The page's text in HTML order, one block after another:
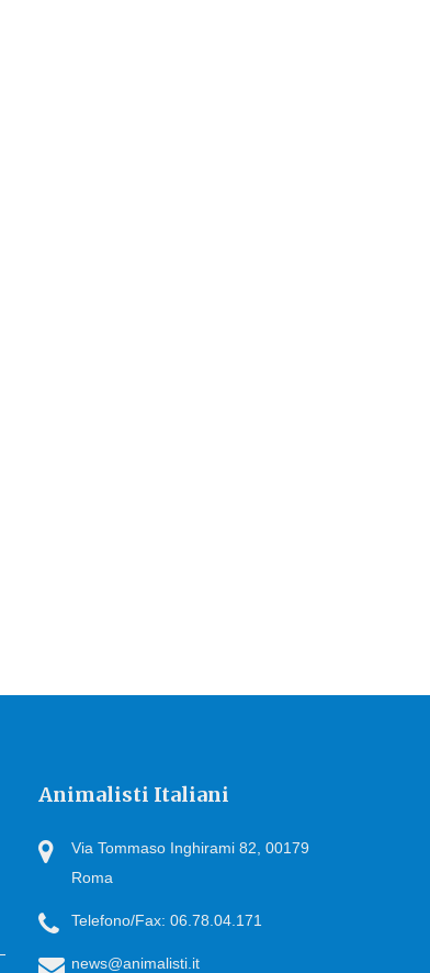
Animalisti Italiani
Via Tommaso Inghirami 82, 00179
Roma
Telefono/Fax: 06.78.04.171
news@animalisti.it